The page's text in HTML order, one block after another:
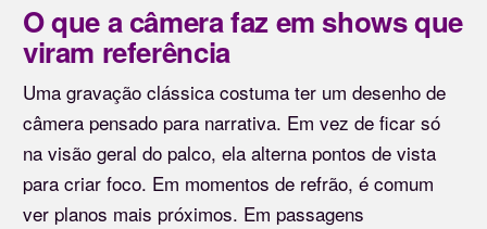
O que a câmera faz em shows que
viram referência
Uma gravação clássica costuma ter um desenho de
câmera pensado para narrativa. Em vez de ficar só
na visão geral do palco, ela alterna pontos de vista
para criar foco. Em momentos de refrão, é comum
ver planos mais próximos. Em passagens